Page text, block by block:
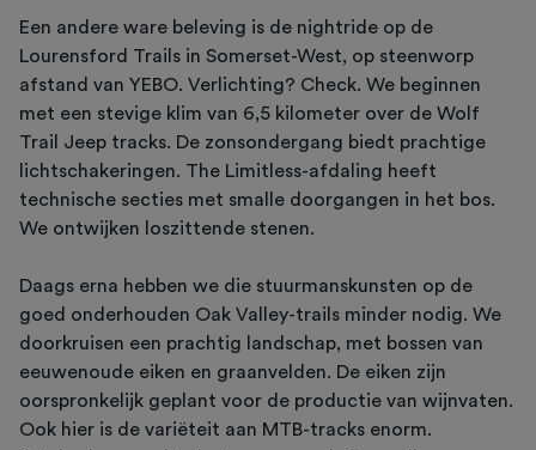
Een andere ware beleving is de nightride op de
Lourensford Trails in Somerset-West, op steenworp
afstand van YEBO. Verlichting? Check. We beginnen
met een stevige klim van 6,5 kilometer over de Wolf
Trail Jeep tracks. De zonsondergang biedt prachtige
lichtschakeringen. The Limitless-afdaling heeft
technische secties met smalle doorgangen in het bos.
We ontwijken loszittende stenen.
Daags erna hebben we die stuurmanskunsten op de
goed onderhouden Oak Valley-trails minder nodig. We
doorkruisen een prachtig landschap, met bossen van
eeuwenoude eiken en graanvelden. De eiken zijn
oorspronkelijk geplant voor de productie van wijnvaten.
Ook hier is de variëteit aan MTB-tracks enorm.